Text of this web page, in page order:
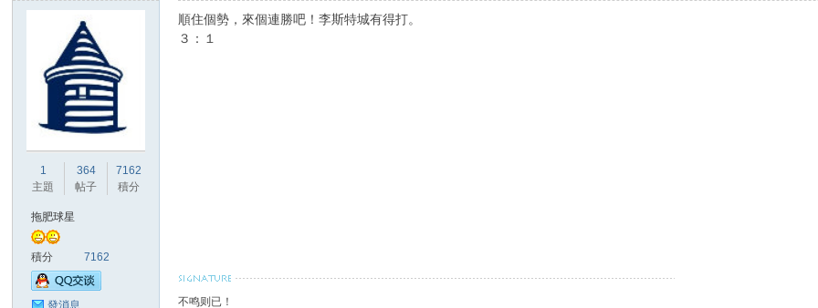
1
主題
364
帖子
7162
積分
拖肥球星
積分 7162
發消息
順住個勢，來個連勝吧！李斯特城有得打。
３：１
不鸣则已！